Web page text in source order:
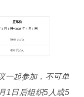
一起参加，不可单
1日后组织5人或5